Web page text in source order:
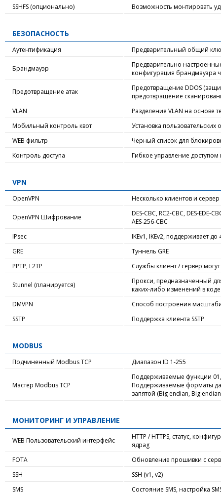
SSHFS (опционально)
Возможность монтировать
БЕЗОПАСНОСТЬ
Аутентификация Предварительный общий
Брандмауэр
Предварительно
конфигурация брандмауэра
Предотвращение атак
Предотвращение DDOS
предотвращение
VLAN
Разделение VLAN на основе
Мобильный контроль квот
Установка
WEB фильтр
Черный список для
Контроль доступа
Гибкое управление доступом
VPN
OpenVPN Несколько клиентов и
OpenVPN Шифрование
DES-CBC, RC2-CBC, DES-EDE-
AES-256-CBC
IPsec
IKEv1, IKEv2, поддерживает до
GRE
Туннель GRE
PPTP, L2TP
Службы клиент / сервер
Stunnel (планируется)
Прокси, предназначенный
каких-либо изменений в
DMVPN
Способ построения
SSTP
Поддержка клиента SSTP
MODBUS
Подчиненный Modbus TCP Диапазон ID 1-255
Мастер Modbus TCP
Поддерживаемые функции 01,
Поддерживаемые форматы
запятой (Big endian, Big
МОНИТОРИНГ И УПРАВЛЕНИЕ
WEB Пользовательский интерфейс
HTTP / HTTPS, статус,
ядраg
FOTA
Обновление прошивки с
SSH
SSH (v1, v2)
SMS
Состояние SMS, настройка